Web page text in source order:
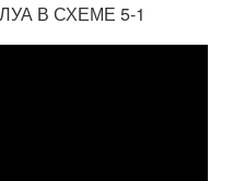
В СХЕМЕ 5-1